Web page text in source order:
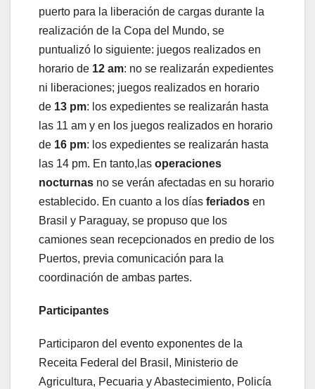
puerto para la liberación de cargas durante la
realización de la Copa del Mundo, se
puntualizó lo siguiente: juegos realizados en
horario de 12 am: no se realizarán expedientes
ni liberaciones; juegos realizados en horario
de 13 pm: los expedientes se realizarán hasta
las 11 am y en los juegos realizados en horario
de 16 pm: los expedientes se realizarán hasta
las 14 pm. En tanto,las operaciones
nocturnas no se verán afectadas en su horario
establecido. En cuanto a los días feriados en
Brasil y Paraguay, se propuso que los
camiones sean recepcionados en predio de los
Puertos, previa comunicación para la
coordinación de ambas partes.
Participantes
Participaron del evento exponentes de la
Receita Federal del Brasil, Ministerio de
Agricultura, Pecuaria y Abastecimiento, Policía